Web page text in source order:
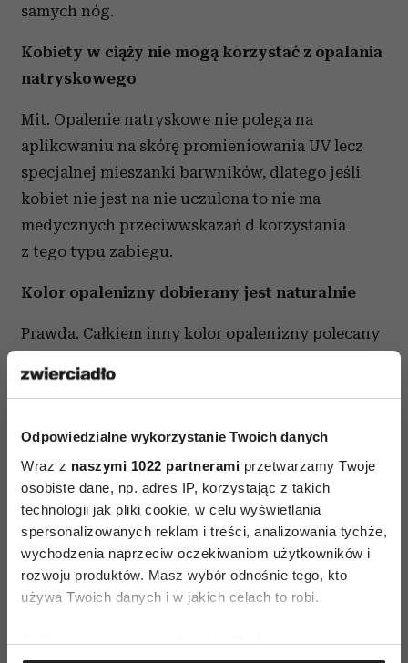
Odpowiedzialne wykorzystanie Twoich danych
Wraz z naszymi 1022 partnerami przetwarzamy Twoje
osobiste dane, np. adres IP, korzystając z takich
technologii jak pliki cookie, w celu wyświetlania
spersonalizowanych reklam i treści, analizowania tychże,
wychodzenia naprzeciw oczekiwaniom użytkowników i
rozwoju produktów. Masz wybór odnośnie tego, kto
używa Twoich danych i w jakich celach to robi.
Jeśli wyrazisz na to zgodę, chcielibyśmy również:
samych nóg.
Kobiety w ciąży nie mogą korzystać z opalania
natryskowego
Mit. Opalenie natryskowe nie polega na
aplikowaniu na skórę promieniowania UV lecz
specjalnej mieszanki barwników, dlatego jeśli
kobiet nie jest na nie uczulona to nie ma
medycznych przeciwwskazań d korzystania
z tego typu zabiegu.
Kolor opalenizny dobierany jest naturalnie
Prawda. Całkiem inny kolor opalenizny polecany
czy śródziemnomorskiej. W każdym dobrym
zabieg powinna wraz z Tobą ustalić najbardziej
pasujący odcień opalenizny.
Do zabiegu opalania natryskowego nie trzeba
się przygotowywać
Mit. Co prawda nie jest to żaden skomplikowany
zabieg ale dokładny peeling i spora porcja